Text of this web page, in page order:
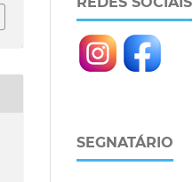
SEGNATÁRIO